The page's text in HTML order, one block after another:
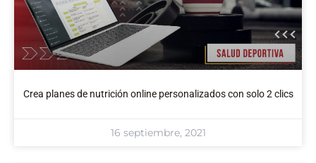
Crea planes de nutrición online personalizados con solo 2 clics
16 septiembre, 2021